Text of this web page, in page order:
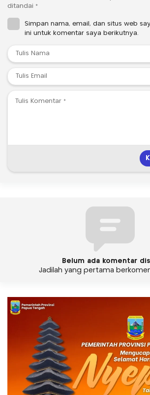
ditandai *
Simpan nama, email, dan situs web
ini untuk komentar saya berikutnya.
Belum ada komentar
Jadilah yang pertama